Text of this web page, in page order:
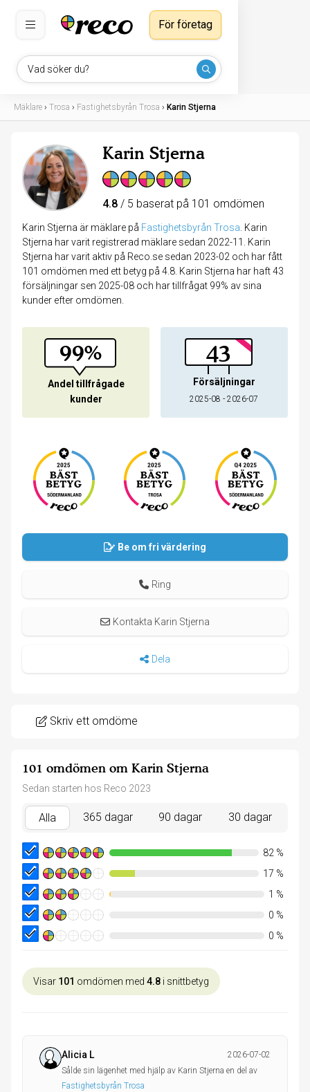
Vad söker du?
För företag
Mäklare › Trosa › Fastighetsbyrån Trosa › Karin Stjerna
Karin Stjerna
4.8 / 5 baserat på 101 omdömen
Karin Stjerna är mäklare på Fastighetsbyrån Trosa Karin
Stjerna har varit registrerad mäklare sedan 2022-11. Karin
Stjerna har varit aktiv på Reco.se sedan 2023-02 och har fått
101 omdömen med ett betyg på 4.8. Karin Stjerna har haft 43
försäljningar sen 2025-08 och har tillfrågat 99% av sina
kunder efter omdömen.
99%
Andel tillfrågade
kunder
43
Försäljningar
2025-08 - 2026-07
Be om fri värdering
Ring
Kontakta Karin Stjerna
Dela
Skriv ett omdöme
101 omdömen om Karin Stjerna
Sedan starten hos Reco 2023
Alla 365 dagar 90 dagar 30 dagar
82%
17 %
1 %
0 %
0 %
Visar 101 omdömen med 4.8 i snittbetyg
Alicia L
2026-07-02
Sålde sin lägenhet med hjälp av Karin Stjerna en del av
Fastighetsbyrån Trosa